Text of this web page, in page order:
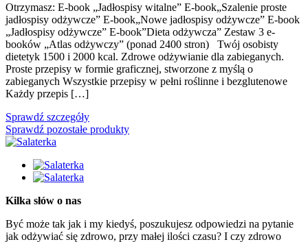
Otrzymasz: E-book „Jadłospisy witalne” E-book„Szalenie proste
jadłospisy odżywcze” E-book„Nowe jadłospisy odżywcze” E-book
„Jadłospisy odżywcze” E-book”Dieta odżywcza” Zestaw 3 e-
booków „Atlas odżywczy” (ponad 2400 stron) Twój osobisty
dietetyk 1500 i 2000 kcal. Zdrowe odżywianie dla zabieganych.
Proste przepisy w formie graficznej, stworzone z myślą o
zabieganych Wszystkie przepisy w pełni roślinne i bezglutenowe
Każdy przepis […]
Sprawdź szczegóły
Sprawdź pozostałe produkty
Kilka słów o nas
Być może tak jak i my kiedyś, poszukujesz odpowiedzi na pytanie
jak odżywiać się zdrowo, przy małej ilości czasu? I czy zdrowo